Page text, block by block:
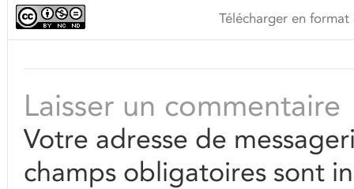
Télécharger en
Laisser un commentaire
Votre adresse de
champs obligatoires sont